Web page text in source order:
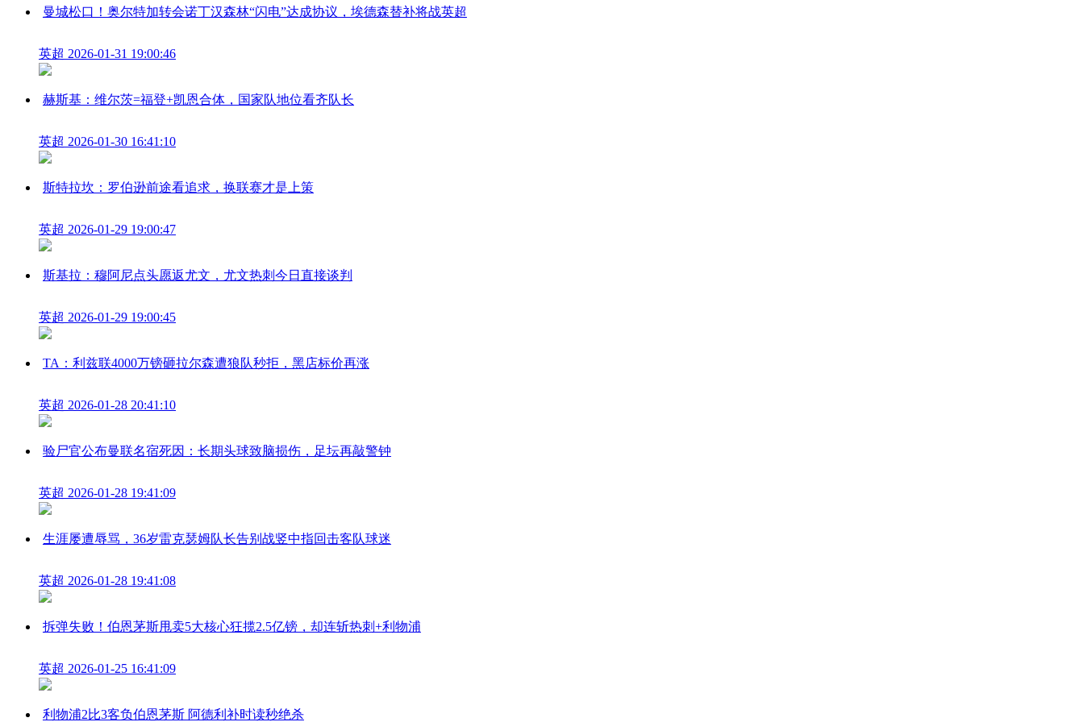
曼城松口！奥尔特加转会诺丁汉森林“闪电”达成协议，埃德森替补将战英超
英超 2026-01-31 19:00:46
赫斯基：维尔茨=福登+凯恩合体，国家队地位看齐队长
英超 2026-01-30 16:41:10
斯特拉坎：罗伯逊前途看追求，换联赛才是上策
英超 2026-01-29 19:00:47
斯基拉：穆阿尼点头愿返尤文，尤文热刺今日直接谈判
英超 2026-01-29 19:00:45
TA：利兹联4000万镑砸拉尔森遭狼队秒拒，黑店标价再涨
英超 2026-01-28 20:41:10
验尸官公布曼联名宿死因：长期头球致脑损伤，足坛再敲警钟
英超 2026-01-28 19:41:09
生涯屡遭辱骂，36岁雷克瑟姆队长告别战竖中指回击客队球迷
英超 2026-01-28 19:41:08
拆弹失败！伯恩茅斯甩卖5大核心狂揽2.5亿镑，却连斩热刺+利物浦
英超 2026-01-25 16:41:09
利物浦2比3客负伯恩茅斯 阿德利补时读秒绝杀